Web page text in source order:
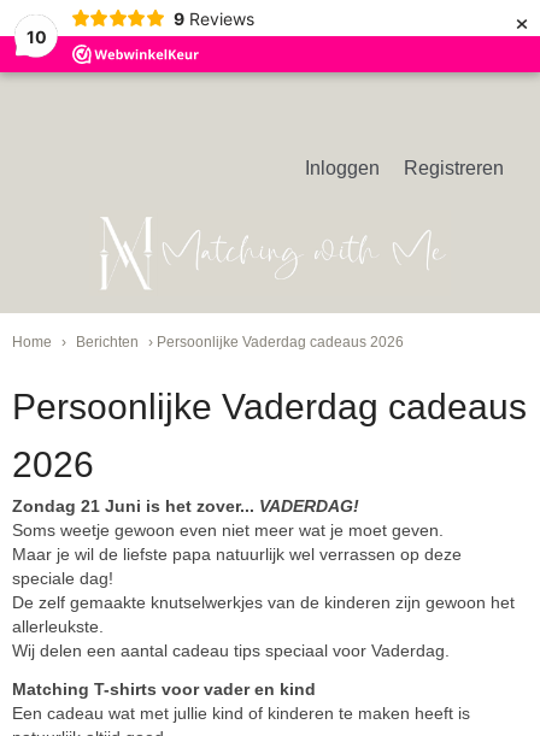
10
9 Reviews ×
Inloggen Registreren
Home › Berichten › Persoonlijke Vaderdag cadeaus 2026
Persoonlijke Vaderdag cadeaus
2026
Zondag 21 Juni is het zover... VADERDAG!
Soms weetje gewoon even niet meer wat je moet geven.
Maar je wil de liefste papa natuurlijk wel verrassen op deze
speciale dag!
De zelf gemaakte knutselwerkjes van de kinderen zijn gewoon het
allerleukste.
Wij delen een aantal cadeau tips speciaal voor Vaderdag.
Matching T-shirts voor vader en kind
Een cadeau wat met jullie kind of kinderen te maken heeft is